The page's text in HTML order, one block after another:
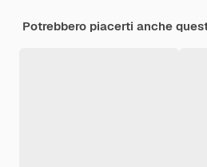
Potrebbero piacerti anche